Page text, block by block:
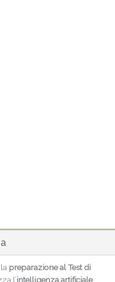
preparazione al Test di
l’intelligenza artificiale